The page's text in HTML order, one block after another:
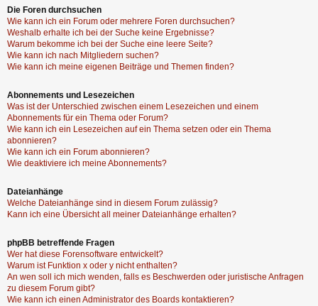
Die Foren durchsuchen
Wie kann ich ein Forum oder mehrere Foren durchsuchen?
Weshalb erhalte ich bei der Suche keine Ergebnisse?
Warum bekomme ich bei der Suche eine leere Seite?
Wie kann ich nach Mitgliedern suchen?
Wie kann ich meine eigenen Beiträge und Themen finden?
Abonnements und Lesezeichen
Was ist der Unterschied zwischen einem Lesezeichen und einem
Abonnements für ein Thema oder Forum?
Wie kann ich ein Lesezeichen auf ein Thema setzen oder ein Thema
abonnieren?
Wie kann ich ein Forum abonnieren?
Wie deaktiviere ich meine Abonnements?
Dateianhänge
Welche Dateianhänge sind in diesem Forum zulässig?
Kann ich eine Übersicht all meiner Dateianhänge erhalten?
phpBB betreffende Fragen
Wer hat diese Forensoftware entwickelt?
Warum ist Funktion x oder y nicht enthalten?
An wen soll ich mich wenden, falls es Beschwerden oder juristische Anfragen
zu diesem Forum gibt?
Wie kann ich einen Administrator des Boards kontaktieren?